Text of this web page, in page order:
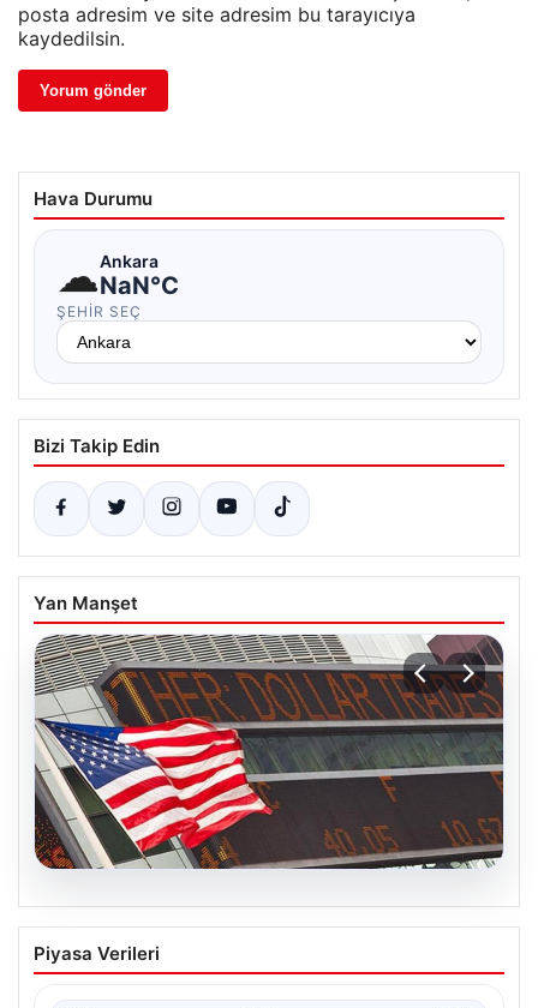
posta adresim ve site adresim bu tarayıcıya
kaydedilsin.
Hava Durumu
☁Ankara
NaN°C
ŞEHIR SEÇ
Bizi Takip Edin
Yan Manşet
FED faiz kararı ne zaman açıklanacak?
Nisan ayı faiz beklentisi belli oldu
Piyasa Verileri